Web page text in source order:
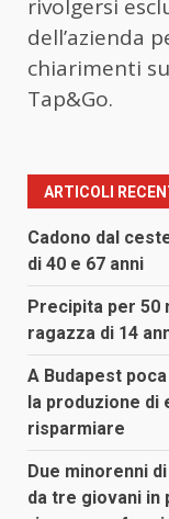
rivolgersi
dell’azienda
chiarimenti
Tap&Go.
ARTICOLI
Cadono dal
di 40 e 67 anni
Precipita per 50
ragazza di 14
A Budapest
la produzione
risparmiare
Due minorenni
da tre giovani in